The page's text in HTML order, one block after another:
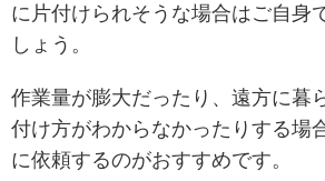
に片付けられそうな場合はご自身
しょう。
作業量が膨大だったり、遠方に暮
付け方がわからなかったりする場
に依頼するのがおすすめです。